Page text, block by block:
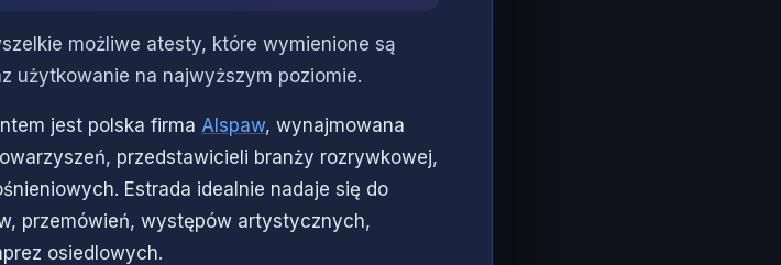
możliwe atesty, które wymienione są
użytkowanie na najwyższym poziomie.
jest polska firma Alspaw, wynajmowana
przedstawicieli branży rozrywkowej,
Estrada idealnie nadaje się do
przemówień, występów artystycznych,
osiedlowych.